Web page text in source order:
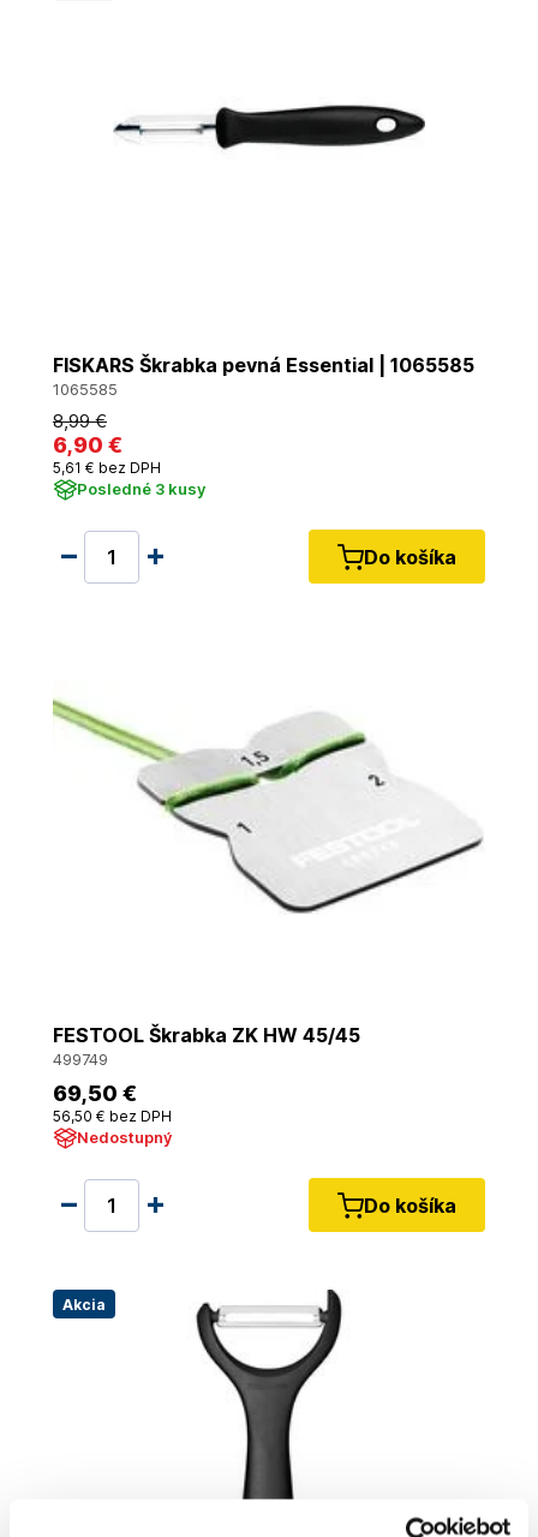
FISKARS Škrabka pevná Essential | 1065585
1065585
8,99 €
6,90 €
5,61 € bez DPH
Posledné 3 kusy
Do košíka
FESTOOL Škrabka ZK HW 45/45
499749
69,50 €
56,50 € bez DPH
Nedostupný
Do košíka
Akcia